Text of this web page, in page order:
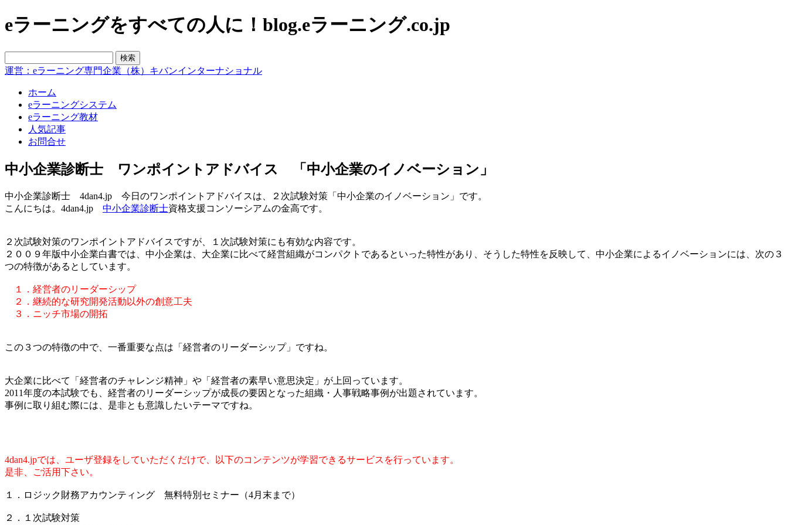
eラーニングをすべての人に！blog.eラーニング.co.jp
運営：eラーニング専門企業（株）キバンインターナショナル
ホーム
eラーニングシステム
eラーニング教材
人気記事
お問合せ
中小企業診断士 ワンポイントアドバイス 「中小企業のイノベーション」
中小企業診断士 4dan4.jp 今日のワンポイントアドバイスは、２次試験対策「中小企業のイノベーション」です。
こんにちは。4dan4.jp 中小企業診断士資格支援コンソーシアムの金高です。
２次試験対策のワンポイントアドバイスですが、１次試験対策にも有効な内容です。
２００９年版中小企業白書では、中小企業は、大企業に比べて経営組織がコンパクトであるといった特性があり、そうした特性を反映して、中小企業によるイノベーションには、次の３
つの特徴があるとしています。
１．経営者のリーダーシップ
２．継続的な研究開発活動以外の創意工夫
３．ニッチ市場の開拓
この３つの特徴の中で、一番重要な点は「経営者のリーダーシップ」ですね。
大企業に比べて「経営者のチャレンジ精神」や「経営者の素早い意思決定」が上回っています。
2011年度の本試験でも、経営者のリーダーシップが成長の要因となった組織・人事戦略事例が出題されています。
事例に取り組む際には、是非とも意識したいテーマですね。
4dan4.jpでは、ユーザ登録をしていただくだけで、以下のコンテンツが学習できるサービスを行っています。
是非、ご活用下さい。
１．ロジック財務アカウンティング 無料特別セミナー（4月末まで）
２．１次試験対策